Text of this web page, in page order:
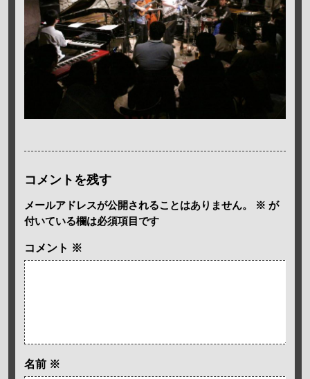
コメントを残す
メールアドレスが公開されることはありません。 ※ が
付いている欄は必須項目です
コメント ※
名前 ※